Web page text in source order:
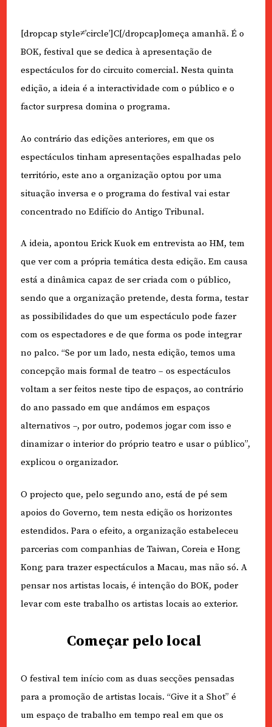
[dropcap style≠’circle’]C[/dropcap]omeça amanhã. É o
BOK, festival que se dedica à apresentação de
espectáculos for do circuito comercial. Nesta quinta
edição, a ideia é a interactividade com o público e o
factor surpresa domina o programa.
Ao contrário das edições anteriores, em que os
espectáculos tinham apresentações espalhadas pelo
território, este ano a organização optou por uma
situação inversa e o programa do festival vai estar
concentrado no Edifício do Antigo Tribunal.
A ideia, apontou Erick Kuok em entrevista ao HM, tem
que ver com a própria temática desta edição. Em causa
está a dinâmica capaz de ser criada com o público,
sendo que a organização pretende, desta forma, testar
as possibilidades do que um espectáculo pode fazer
com os espectadores e de que forma os pode integrar
no palco. “Se por um lado, nesta edição, temos uma
concepção mais formal de teatro – os espectáculos
voltam a ser feitos neste tipo de espaços, ao contrário
do ano passado em que andámos em espaços
alternativos –, por outro, podemos jogar com isso e
dinamizar o interior do próprio teatro e usar o público”,
explicou o organizador.
O projecto que, pelo segundo ano, está de pé sem
apoios do Governo, tem nesta edição os horizontes
estendidos. Para o efeito, a organização estabeleceu
parcerias com companhias de Taiwan, Coreia e Hong
Kong para trazer espectáculos a Macau, mas não só. A
pensar nos artistas locais, é intenção do BOK, poder
levar com este trabalho os artistas locais ao exterior.
Começar pelo local
O festival tem início com as duas secções pensadas
para a promoção de artistas locais. “Give it a Shot” é
um espaço de trabalho em tempo real em que os